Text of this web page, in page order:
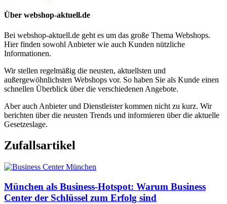
Über webshop-aktuell.de
Bei webshop-aktuell.de geht es um das große Thema Webshops.
Hier finden sowohl Anbieter wie auch Kunden nützliche
Informationen.
Wir stellen regelmäßig die neusten, aktuellsten und
außergewöhnlichsten Webshops vor. So haben Sie als Kunde einen
schnellen Überblick über die verschiedenen Angebote.
Aber auch Anbieter und Dienstleister kommen nicht zu kurz. Wir
berichten über die neusten Trends und informieren über die aktuelle
Gesetzeslage.
Zufallsartikel
München als Business-Hotspot: Warum Business
Center der Schlüssel zum Erfolg sind